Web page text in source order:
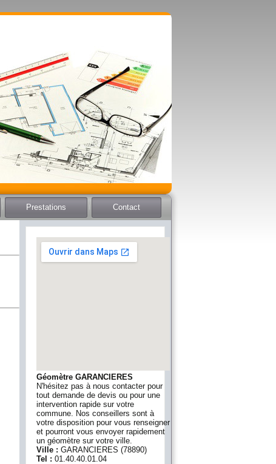
Prestations Contact
Géomètre GARANCIERES
N'hésitez pas à nous contacter pour
tout demande de devis ou pour une
intervention rapide sur votre
commune. Nos conseillers sont à
votre disposition pour vous renseigner
et pourront vous envoyer rapidement
un géomètre sur votre ville.
Ville : GARANCIERES (78890)
Tel : 01.40.40.01.04